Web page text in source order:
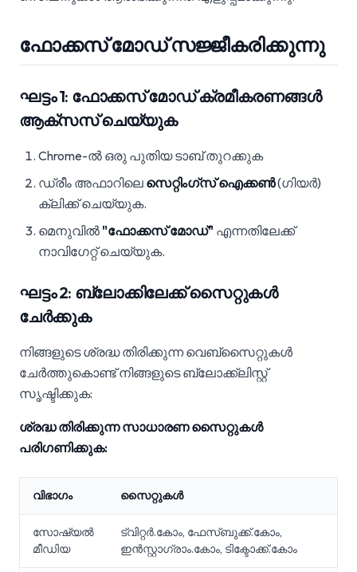
ഫോക്കസ് മോഡ് സജ്ജീകരിക്കുന്നു
ഘട്ടം 1: ഫോക്കസ് മോഡ് ക്രമീകരണങ്ങൾ
ആക്‌സസ് ചെയ്യുക
Chrome-ൽ ഒരു പുതിയ ടാബ് തുറക്കുക
ഡ്രീം അഫാറിലെ സെറ്റിംഗ്സ് ഐക്കൺ(ഗിയർ)
ക്ലിക്ക് ചെയ്യുക.
മെനുവിൽ "ഫോക്കസ് മോഡ്" എന്നതിലേക്ക്
നാവിഗേറ്റ് ചെയ്യുക.
ഘട്ടം 2: ബ്ലോക്കിലേക്ക് സൈറ്റുകൾ
ചേർക്കുക
നിങ്ങളുടെ ശ്രദ്ധ തിരിക്കുന്ന വെബ്‌സൈറ്റുകൾ
ചേർത്തുകൊണ്ട് നിങ്ങളുടെ ബ്ലോക്ക്‌ലിസ്റ്റ്
സൃഷ്ടിക്കുക:
ശ്രദ്ധ തിരിക്കുന്ന സാധാരണ സൈറ്റുകൾ
പരിഗണിക്കുക:
വിഭാഗം സൈറ്റുകൾ
സോഷ്യൽ
മീഡിയ
ട്വിറ്റർ.കോം, ഫേസ്ബുക്ക്.കോം,
ഇൻസ്റ്റാഗ്രാം.കോം, ടിക്ടോക്ക്.കോം